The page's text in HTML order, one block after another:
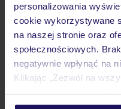
personalizowania
cookie wykorzystywane
na naszej stronie oraz
społecznościowych.
negatywnie wpłynąć na
Klikając „Zezwól na
personalizować swój
Pokoje
Wyżywienie